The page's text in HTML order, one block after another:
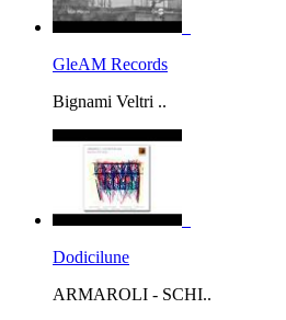
GleAM Records
Bignami Veltri ..
Dodicilune
ARMAROLI - SCHI..